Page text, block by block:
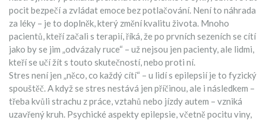
pocit bezpečí a zvládat emoce bez potlačování. Není to náhrada
za léky – je to doplněk, který změní kvalitu života. Mnoho
pacientů, kteří začali s terapií, říká, že po prvních sezeních se cítí
jako by se jim „odvázaly ruce“ – už nejsou jen pacienty, ale lidmi,
kteří se učí žít s touto skutečností, nebo proti ní.
Stres není jen „něco, co každý cítí“ – u lidí s epilepsií je to fyzický
spouštěč. A když se stres nestává jen příčinou, ale i následkem –
třeba kvůli strachu z práce, vztahů nebo jízdy autem – vzniká
uzavřený kruh. Psychické aspekty epilepsie,včetně pocitu viny,